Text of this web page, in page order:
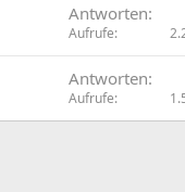
Antworten
Aufrufe
Antworten
Aufrufe